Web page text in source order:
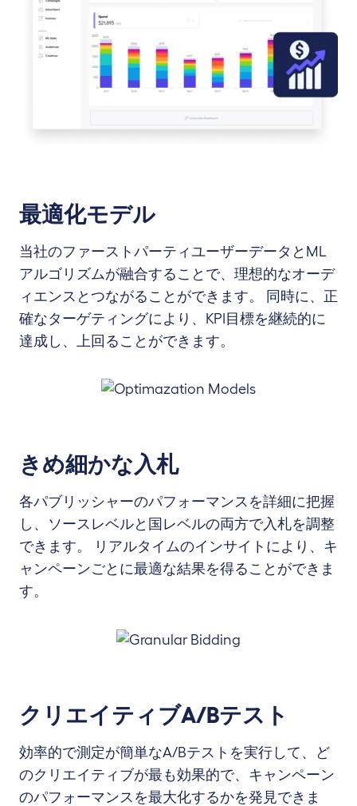
最適化モデル
当社のファーストパーティユーザーデータとML
アルゴリズムが融合することで、理想的なオーデ
ィエンスとつながることができます。 同時に、正
確なターゲティングにより、KPI目標を継続的に
達成し、上回ることができます。
きめ細かな入札
各パブリッシャーのパフォーマンスを詳細に把握
し、ソースレベルと国レベルの両方で入札を調整
できます。 リアルタイムのインサイトにより、キ
ャンペーンごとに最適な結果を得ることができま
す。
クリエイティブA/Bテスト
効率的で測定が簡単なA/Bテストを実行して、ど
のクリエイティブが最も効果的で、キャンペーン
のパフォーマンスを最大化するかを発見できま